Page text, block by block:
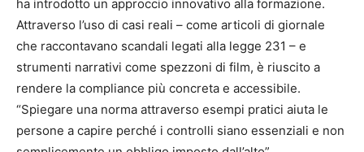
ha introdotto un approccio innovativo alla formazione.
Attraverso l’uso di casi reali – come articoli di giornale
che raccontavano scandali legati alla legge 231 – e
strumenti narrativi come spezzoni di film, è riuscito a
rendere la compliance più concreta e accessibile.
“Spiegare una norma attraverso esempi pratici aiuta le
persone a capire perché i controlli siano essenziali e non